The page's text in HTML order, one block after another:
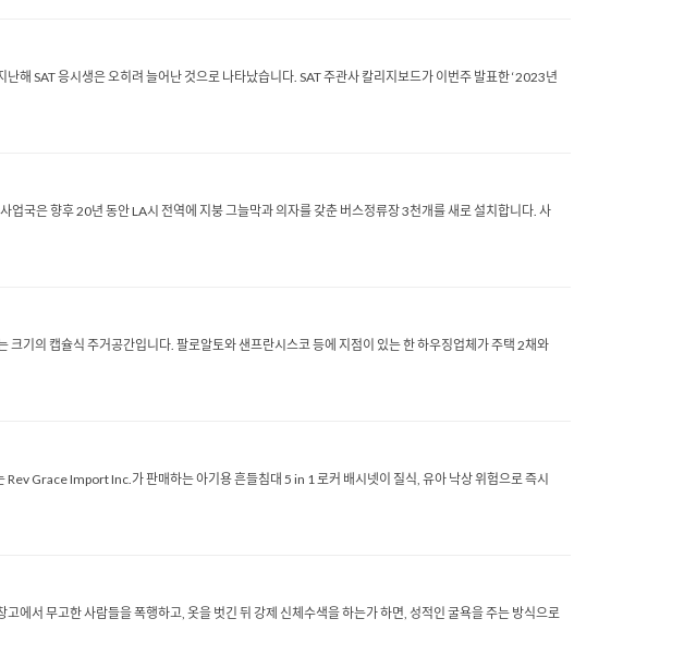
해 SAT 응시생은 오히려 늘어난 것으로 나타났습니다. SAT 주관사 칼리지보드가 이번주 발표한 ‘2023년
국은 향후 20년 동안 LA시 전역에 지붕 그늘막과 의자를 갖춘 버스정류장 3천개를 새로 설치합니다. 사
기의 캡슐식 주거공간입니다. 팔로알토와 샌프란시스코 등에 지점이 있는 한 하우징업체가 주택 2채와
Grace Import Inc.가 판매하는 아기용 흔들침대 5 in 1 로커 배시넷이 질식, 유아 낙상 위험으로 즉시
에서 무고한 사람들을 폭행하고, 옷을 벗긴 뒤 강제 신체수색을 하는가 하면, 성적인 굴욕을 주는 방식으로